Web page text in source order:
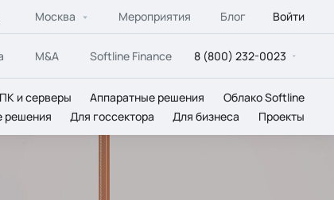
Москва Мероприятия Блог Войти
M&A Softline Finance 8 (800) 232-0023
и серверы Аппаратные решения
Облако Softline
решения Для госсектора Для бизнеса Проекты